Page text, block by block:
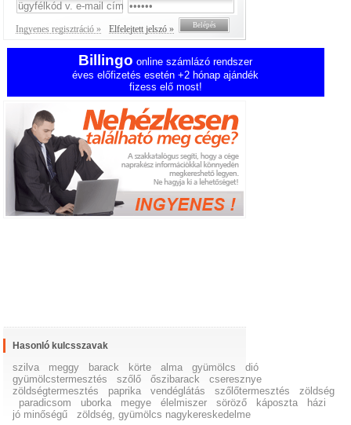
Ingyenes regisztráció » Elfelejtett jelszó »
Billingo online számlázó rendszer
éves előfizetés esetén +2 hónap ajándék
fizess elő most!
Hasonló kulcsszavak
szilva meggy barack körte alma gyümölcs
dió
gyümölcstermesztés
szőlő őszibarack
cseresznye
zöldségtermesztés
paprika vendéglátás szőlőtermesztés
zöldség
paradicsom
uborka megye élelmiszer söröző káposzta
házi
jó minőségű
zöldség, gyümölcs nagykereskedelme